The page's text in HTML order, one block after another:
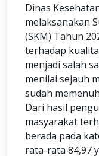
Dinas
melaksanakan
(SKM) Tahun
terhadap
menjadi salah
menilai sejauh
sudah
Dari hasil
masyarakat
berada pada
rata-rata 84,97